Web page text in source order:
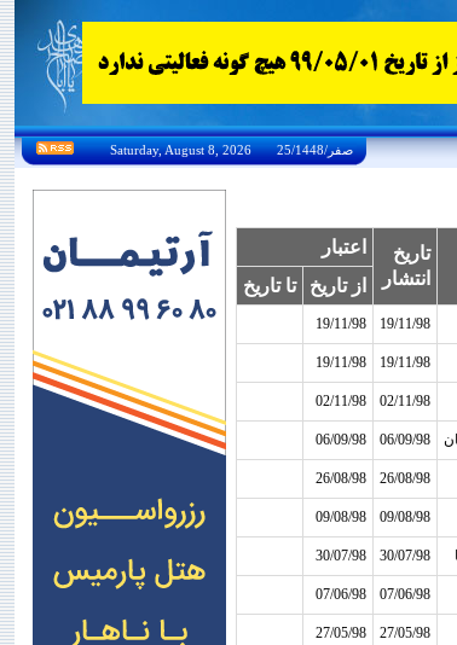
Saturday, August 8, 2026 25/صفر/1448
تاريخ
انتشار
اعتبار
از تاريخ
تا تاریخ
19/11/98
19/11/98
19/11/98
19/11/98
02/11/98
02/11/98
06/09/98
06/09/98
26/08/98
26/08/98
09/08/98
09/08/98
30/07/98
30/07/98
07/06/98
07/06/98
27/05/98
27/05/98